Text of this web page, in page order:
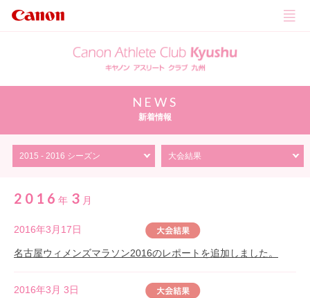
NEWS
新着情報
2016 年 3 月
2016年3月17日
名古屋ウィメンズマラソン2016のレポートを追加しました。
2016年3月 3日